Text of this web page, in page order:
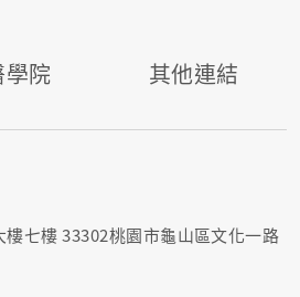
學院 其他連結
七樓 33302桃園市龜山區文化一路